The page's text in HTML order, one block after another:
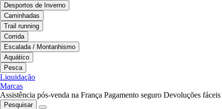
Desportos de Inverno
Caminhadas
Trail running
Corrida
Escalada / Montanhismo
Aquático
Pesca
Liquidação
Marcas
Assistência pós-venda na França Pagamento seguro Devoluções fáceis
Pesquisar